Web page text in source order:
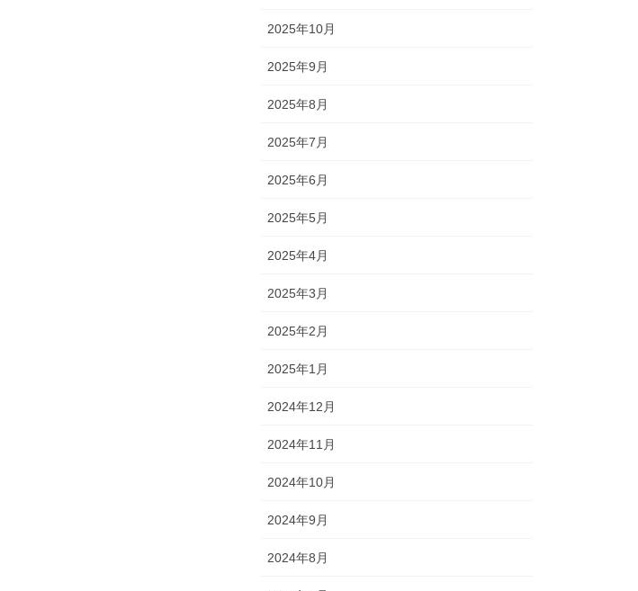
2025年10月
2025年9月
2025年8月
2025年7月
2025年6月
2025年5月
2025年4月
2025年3月
2025年2月
2025年1月
2024年12月
2024年11月
2024年10月
2024年9月
2024年8月